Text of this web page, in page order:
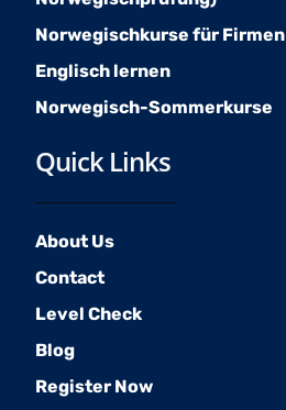
Norwegischkurse für Firmen
Englisch lernen
Norwegisch-Sommerkurse
Quick Links
About Us
Contact
Level Check
Blog
Register Now